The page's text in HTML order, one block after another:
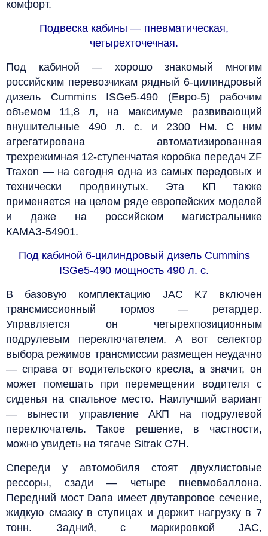
комфорт.
Подвеска кабины — пневматическая,
четырехточечная.
Под кабиной — хорошо знакомый многим
российским перевозчикам рядный 6-цилиндровый
дизель Cummins ISGe5-490 (Евро-5) рабочим
объемом 11,8 л, на максимуме развивающий
внушительные 490 л. с. и 2300 Нм. С ним
агрегатирована автоматизированная
трехрежимная 12-ступенчатая коробка передач ZF
Traxon — на сегодня одна из самых передовых и
технически продвинутых. Эта КП также
применяется на целом ряде европейских моделей
и даже на российском магистральнике
КАМАЗ-54901.
Под кабиной 6-цилиндровый дизель Cummins
ISGe5-490 мощность 490 л. с.
В базовую комплектацию JAC K7 включен
трансмиссионный тормоз — ретардер.
Управляется он четырехпозиционным
подрулевым переключателем. А вот селектор
выбора режимов трансмиссии размещен неудачно
— справа от водительского кресла, а значит, он
может помешать при перемещении водителя с
сиденья на спальное место. Наилучший вариант
— вынести управление АКП на подрулевой
переключатель. Такое решение, в частности,
можно увидеть на тягаче Sitrak C7H.
Спереди у автомобиля стоят двухлистовые
рессоры, сзади — четыре пневмобаллона.
Передний мост Dana имеет двутавровое сечение,
жидкую смазку в ступицах и держит нагрузку в 7
тонн. Задний, с маркировкой JAC,